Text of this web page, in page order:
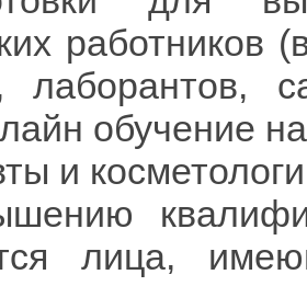
работников
лаборантов,
обучение
и
лица,